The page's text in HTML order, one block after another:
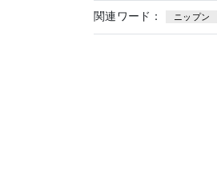
関連ワード： ニップン